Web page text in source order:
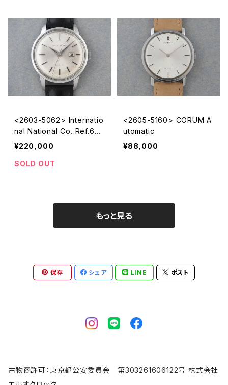
<2603-5062> Internatio
nal National Co. Ref.648
A
¥220,000
SOLD OUT
<2605-5160> CORUM A
utomatic
¥88,000
もっと見る
保存 シェア LINE ポスト
古物商許可：東京都公安委員会 第303261606122号 株式会社